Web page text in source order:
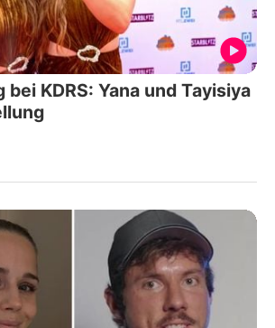
bei KDRS: Yana und Tayisiya